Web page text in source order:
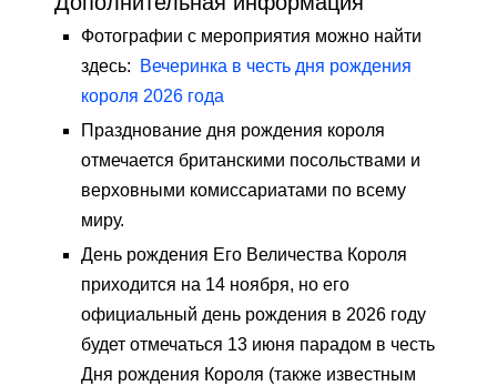
Фотографии с мероприятия можно найти
здесь:
Вечеринка в честь дня рождения
короля 2026 года
Празднование дня рождения короля
отмечается британскими посольствами и
верховными комиссариатами по всему
миру.
День рождения Его Величества Короля
приходится на 14 ноября, но его
официальный день рождения в 2026 году
будет отмечаться 13 июня парадом в честь
Дня рождения Короля (также известным